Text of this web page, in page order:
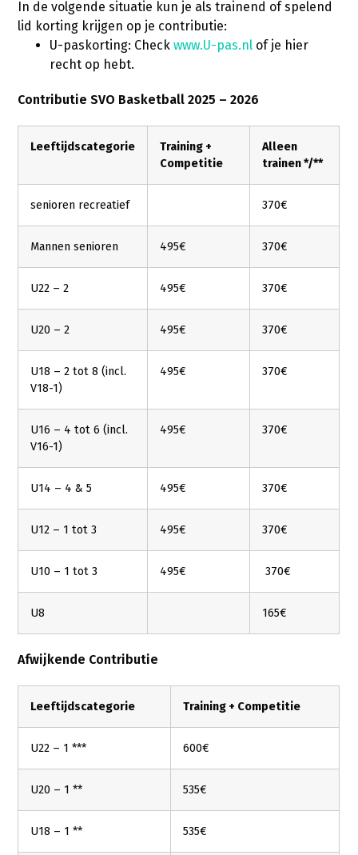
In de volgende situatie kun je als trainend of spelend
lid korting krijgen op je contributie:
U-paskorting: Checkwww.U-pas.nl of je hier
recht op hebt.
Contributie SVO Basketball 2025 – 2026
Leeftijdscategorie
Training +
Competitie
Alleen
trainen */**
senioren recreatief 370€
Mannen senioren 495€ 370€
U22 – 2 495€ 370€
U20 – 2 495€ 370€
U18 – 2 tot 8 (incl.
V18-1)
495€ 370€
U16 – 4 tot 6 (incl.
V16-1)
495€ 370€
U14 – 4 & 5 495€ 370€
U12 – 1 tot 3 495€ 370€
U10 – 1 tot 3 495€ 370€
U8 165€
Afwijkende Contributie
Leeftijdscategorie Training + Competitie
U22 – 1 *** 600€
U20 – 1 ** 535€
U18 – 1 ** 535€